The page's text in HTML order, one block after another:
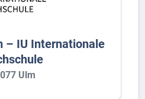
– IU Internationale
Ulm